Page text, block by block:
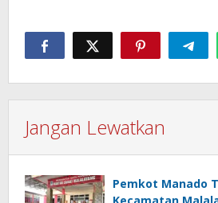
Jangan Lewatkan
Pemkot Manado